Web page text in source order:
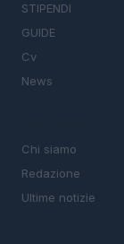
STIPENDI
GUIDE
Cv
News
Chi siamo
Redazione
Ultime notizie